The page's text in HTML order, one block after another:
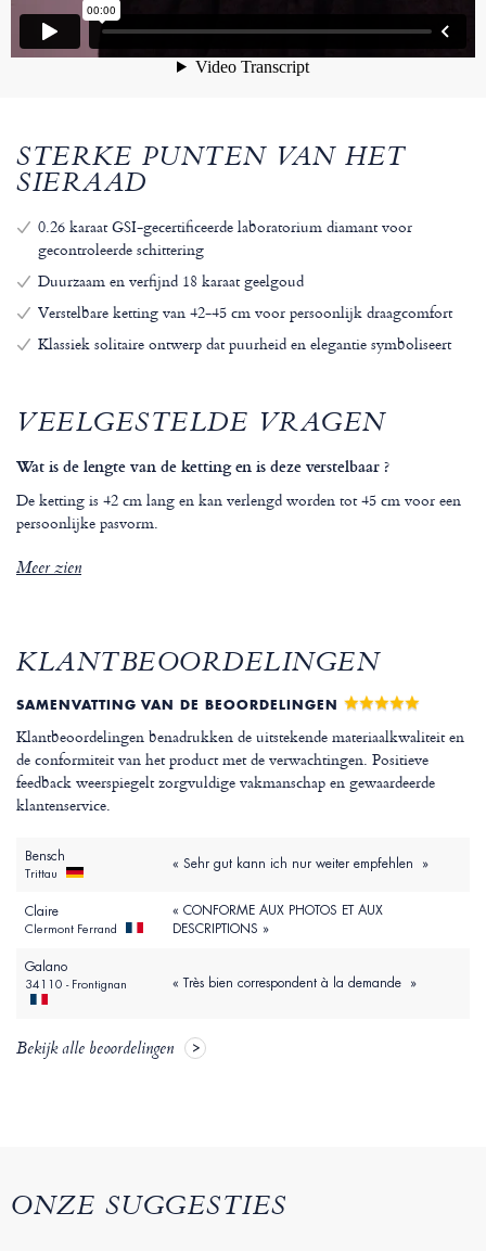
STERKE PUNTEN VAN HET
SIERAAD
0.26 karaat GSI-gecertificeerde laboratorium diamant voor
gecontroleerde schittering
Duurzaam en verfijnd 18 karaat geelgoud
Verstelbare ketting van 42-45 cm voor persoonlijk draagcomfort
Klassiek solitaire ontwerp dat puurheid en elegantie symboliseert
VEELGESTELDE VRAGEN
Wat is de lengte van de ketting en is deze verstelbaar ?
De ketting is 42 cm lang en kan verlengd worden tot 45 cm voor een
persoonlijke pasvorm.
Meer zien
KLANTBEOORDELINGEN
SAMENVATTING VAN DE BEOORDELINGEN
Klantbeoordelingen benadrukken de uitstekende materiaalkwaliteit en
de conformiteit van het product met de verwachtingen. Positieve
feedback weerspiegelt zorgvuldige vakmanschap en gewaardeerde
klantenservice.
Bensch
Trittau
« Sehr gut kann ich nur weiter empfehlen »
Claire
Clermont Ferrand
« CONFORME AUX PHOTOS ET AUX
DESCRIPTIONS »
Galano
34110 - Frontignan « Très bien correspondent à la demande »
Bekijk alle beoordelingen
ONZE SUGGESTIES